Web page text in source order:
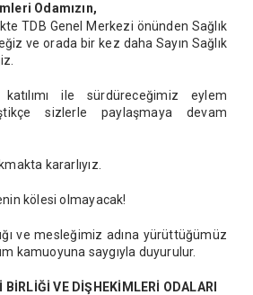
Odamızın,
TDB Genel Merkezi önünden Sağlık
ve orada bir kez daha Sayın Sağlık
katılımı ile sürdüreceğimiz eylem
sizlerle paylaşmaya devam
kararlıyız.
kölesi olmayacak!
ve mesleğimiz adına yürüttüğümüz
kamuoyuna saygıyla duyurulur.
VE DİŞHEKİMLERİ ODALARI